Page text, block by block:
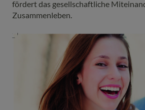
fördert das gesellschaftliche
Zusammenleben.